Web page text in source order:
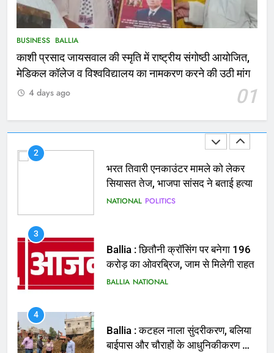
BUSINESS BALLIA
काशी प्रसाद जायसवाल की स्मृति में राष्ट्रीय संगोष्ठी आयोजित,
मेडिकल कॉलेज व विश्वविद्यालय का नामकरण करने की उठी मांग
01
4 days ago
कोचिंग सेंटर में लगी भीषण आग, जान
बचाने के लिए छात्रों ने लगाई छलांग, कई
2
भरत तिवारी एनकाउंटर मामले को लेकर
सियासत तेज, भाजपा सांसद ने बताई हत्या
NATIONAL POLITICS
3
Ballia : छितौनी क्रॉसिंग पर बनेगा 196
करोड़ का ओवरब्रिज, जाम से मिलेगी राहत
BALLIA NATIONAL
4
Ballia : कटहल नाला सुंदरीकरण, बलिया
बाईपास और चौराहों के आधुनिकीकरण की
तैयारी तेज
BALLIA NATIONAL
5
Ballia : मरम्मत व नवीनीकरण के लिये
पीडब्ल्यूडी के दोनों खंडों को मिलेगा 26